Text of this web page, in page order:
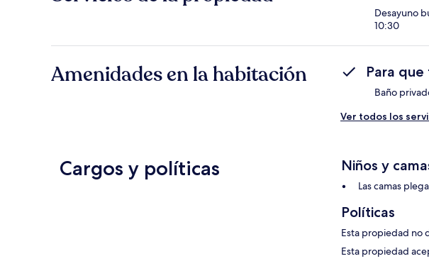
Desayuno
10:30
Amenidades en la habitación Para
Baño
Ver todos los
Cargos y políticas Niños y
Las camas
Políticas
Esta propiedad no
Esta propiedad